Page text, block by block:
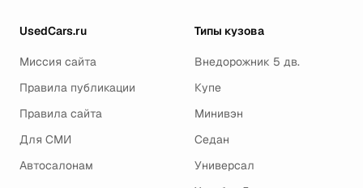
UsedCars.ru
Миссия сайта
Правила публикации
Правила сайта
Для СМИ
Автосалонам
Типы кузова
Внедорожник 5 дв.
Купе
Минивэн
Седан
Универсал